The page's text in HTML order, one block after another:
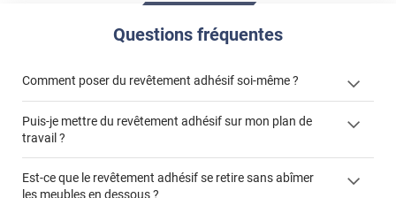
Questions fréquentes
Comment poser du revêtement adhésif soi-même ?
« Comment poser un revêtement adhésif ? »
Puis-je mettre du revêtement adhésif sur mon plan de
travail ?
Est-ce que le revêtement adhésif se retire sans abîmer
les meubles en dessous ?